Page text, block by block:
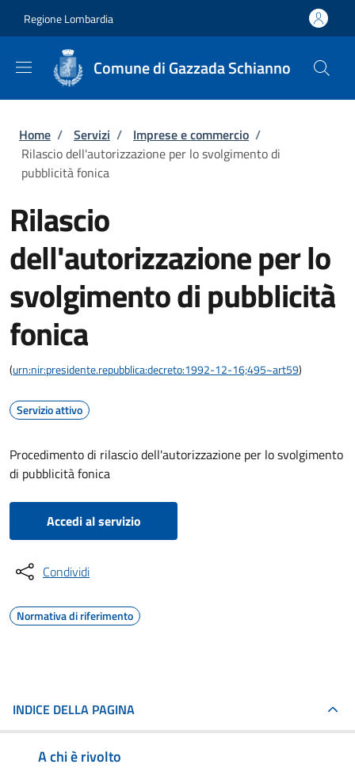
Regione Lombardia
Comune di Gazzada Schianno
Briciole di pane
Home / Servizi / Imprese e commercio /
Rilascio dell'autorizzazione per lo svolgimento di
pubblicità fonica
Rilascio
dell'autorizzazione per lo
svolgimento di pubblicità
fonica
(urn:nir:presidente.repubblica:decreto:1992-12-16;495~art59)
Servizio attivo
Procedimento di rilascio dell'autorizzazione per lo svolgimento
di pubblicità fonica
Accedi al servizio
Condividi
Normativa di riferimento
INDICE DELLA PAGINA
A chi è rivolto